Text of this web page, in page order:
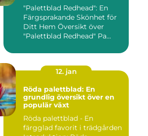
"Palettblad Redhead": En
Färgsprakande Skönhet för
Ditt Hem Översikt över
"Palettblad Redhead" Pa...
12. jan
Röda palettblad: En
grundlig översikt över en
populär växt
Röda palettblad - En
färgglad favorit i trädgården